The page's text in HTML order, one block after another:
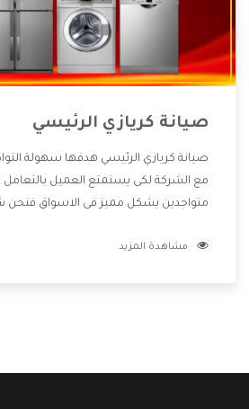
صيانة كريازي الرئيسي
صيانة كريازي الرئيسي هدفها سهولة
مع الشركة لكى يستمتع العميل بالتعامل
متواجدين بشكل مميز فى الاسواق فنحن
الشركة بها والتى تكون منها خدمة
مشاهدة المزيد